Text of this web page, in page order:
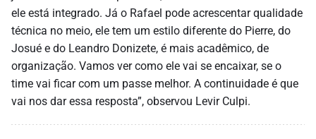
ele está integrado. Já o Rafael pode acrescentar qualidade
técnica no meio, ele tem um estilo diferente do Pierre, do
Josué e do Leandro Donizete, é mais acadêmico, de
organização. Vamos ver como ele vai se encaixar, se o
time vai ficar com um passe melhor. A continuidade é que
vai nos dar essa resposta”, observou Levir Culpi.